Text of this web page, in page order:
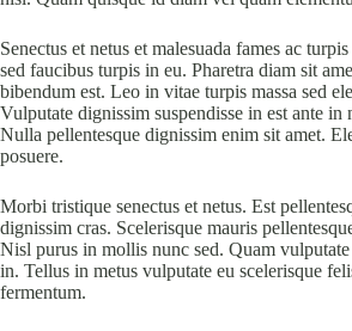
Senectus et netus et malesuada fames ac
sed faucibus turpis in eu. Pharetra diam sit
bibendum est. Leo in vitae turpis massa sed
Vulputate dignissim suspendisse in est ante in
Nulla pellentesque dignissim enim sit amet.
posuere.
Morbi tristique senectus et netus. Est
dignissim cras. Scelerisque mauris
Nisl purus in mollis nunc sed. Quam
in. Tellus in metus vulputate eu scelerisque
fermentum.